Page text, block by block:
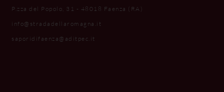
P.zza del Popolo, 31 - 48018 Faenza (RA)
info@stradadellaromagna.it
saporidifaenza@aditpec.it